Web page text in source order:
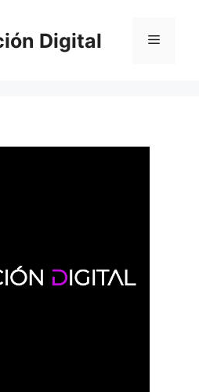
Digital Menú